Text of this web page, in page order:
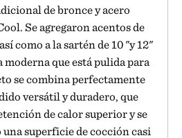
de bronce y acero
Se agregaron acentos de
como a la sartén de 10 "y 12"
que está pulida para
se combina perfectamente
versátil y duradero, que
de calor superior y se
superficie de cocción casi